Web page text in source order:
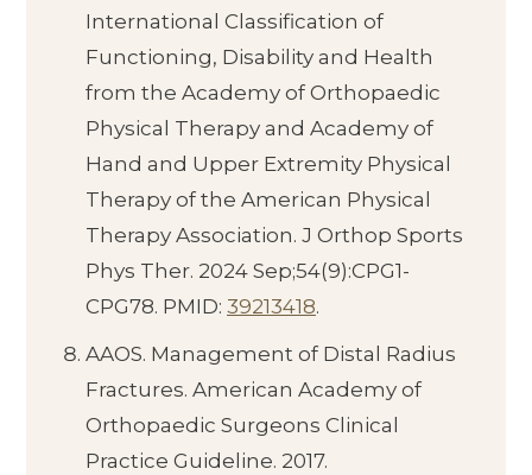
International Classification of
Functioning, Disability and Health
from the Academy of Orthopaedic
Physical Therapy and Academy of
Hand and Upper Extremity Physical
Therapy of the American Physical
Therapy Association. J Orthop Sports
Phys Ther. 2024 Sep;54(9):CPG1-
CPG78. PMID: 39213418.
AAOS. Management of Distal Radius
Fractures. American Academy of
Orthopaedic Surgeons Clinical
Practice Guideline. 2017.